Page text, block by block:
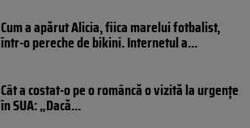
Cum a apărut Alicia, fiica marelui fotbalist,
într-o pereche de bikini. Internetul a...
Cât a costat-o pe o româncă o vizită la urgențe
în SUA: „Dacă...